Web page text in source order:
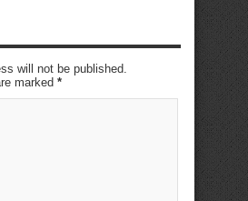
will not be published.
marked *